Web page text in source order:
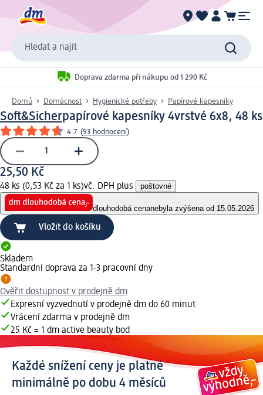
Hledat a najít
Doprava zdarma při nákupu od 1 290 Kč
Domů Domácnost Hygienické potřeby Papírové kapesníky
Soft&Sicherpapírové kapesníky 4vrstvé 6x8, 48 ks
4.7 (93 hodnocení)
25,50 Kč
48 ks (0,53 Kč za 1 ks)vč. DPH plus poštovné
dlouhodobá cenanebyla zvýšena od 15.05.2026
Vložit do košíku
Skladem
Standardní doprava za 1-3 pracovní dny
Ověřit dostupnost v prodejně dm
Expresní vyzvednutí v prodejně dm do 60 minut
Vrácení zdarma v prodejně dm
25 Kč = 1 dm active beauty bod
Každé snížení ceny je platné
minimálně po dobu 4 měsíců